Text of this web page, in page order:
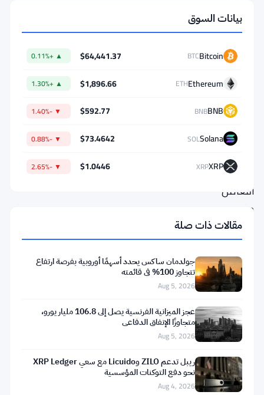
متعدد
الاستراتيجيات
يهدف
بشكل
مباشر
التعامل
مع
الأصول
الحقيقية
الملتزمة
وتوليد
عبر
أربع
شبكات
بلوكتشين.
بيانات السوق
Bitcoin
BTC
$64,441.37
▲ +0.11%
Ethereum
ETH
$1,896.66
▲ +1.30%
BNB
BNB
$592.77
▼ -1.40%
Solana
SOL
$73.4642
▼ -0.88%
XRP
XRP
$1.0446
▼ -2.65%
مقالات ذات صلة
جولدمان ساكس يحدد أسهمًا أوروبية بفرصة ارتفاع
تتجاوز 100% في قائمته
Aug 5, 2026
عجز الميزانية الفرنسية يصل إلى 106.8 مليار يورو،
متجاوزًا الإنفاق الدفاعي
Aug 5, 2026
ريبل تدعم ZILO وLicuido مع سعي XRP Ledger
نحو دفع التوكنات المؤسسية
Aug 4, 2026